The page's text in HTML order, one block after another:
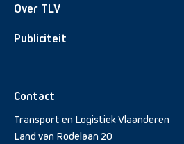
Over TLV
Publiciteit
Contact
Transport en Logistiek Vlaanderen
Land van Rodelaan 20